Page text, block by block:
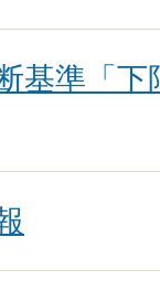
基準「